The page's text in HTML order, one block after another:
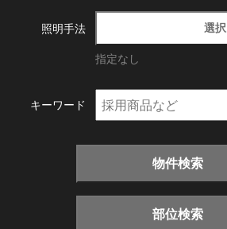
照明手法 選択
指定なし
キーワード
物件検索
部位検索